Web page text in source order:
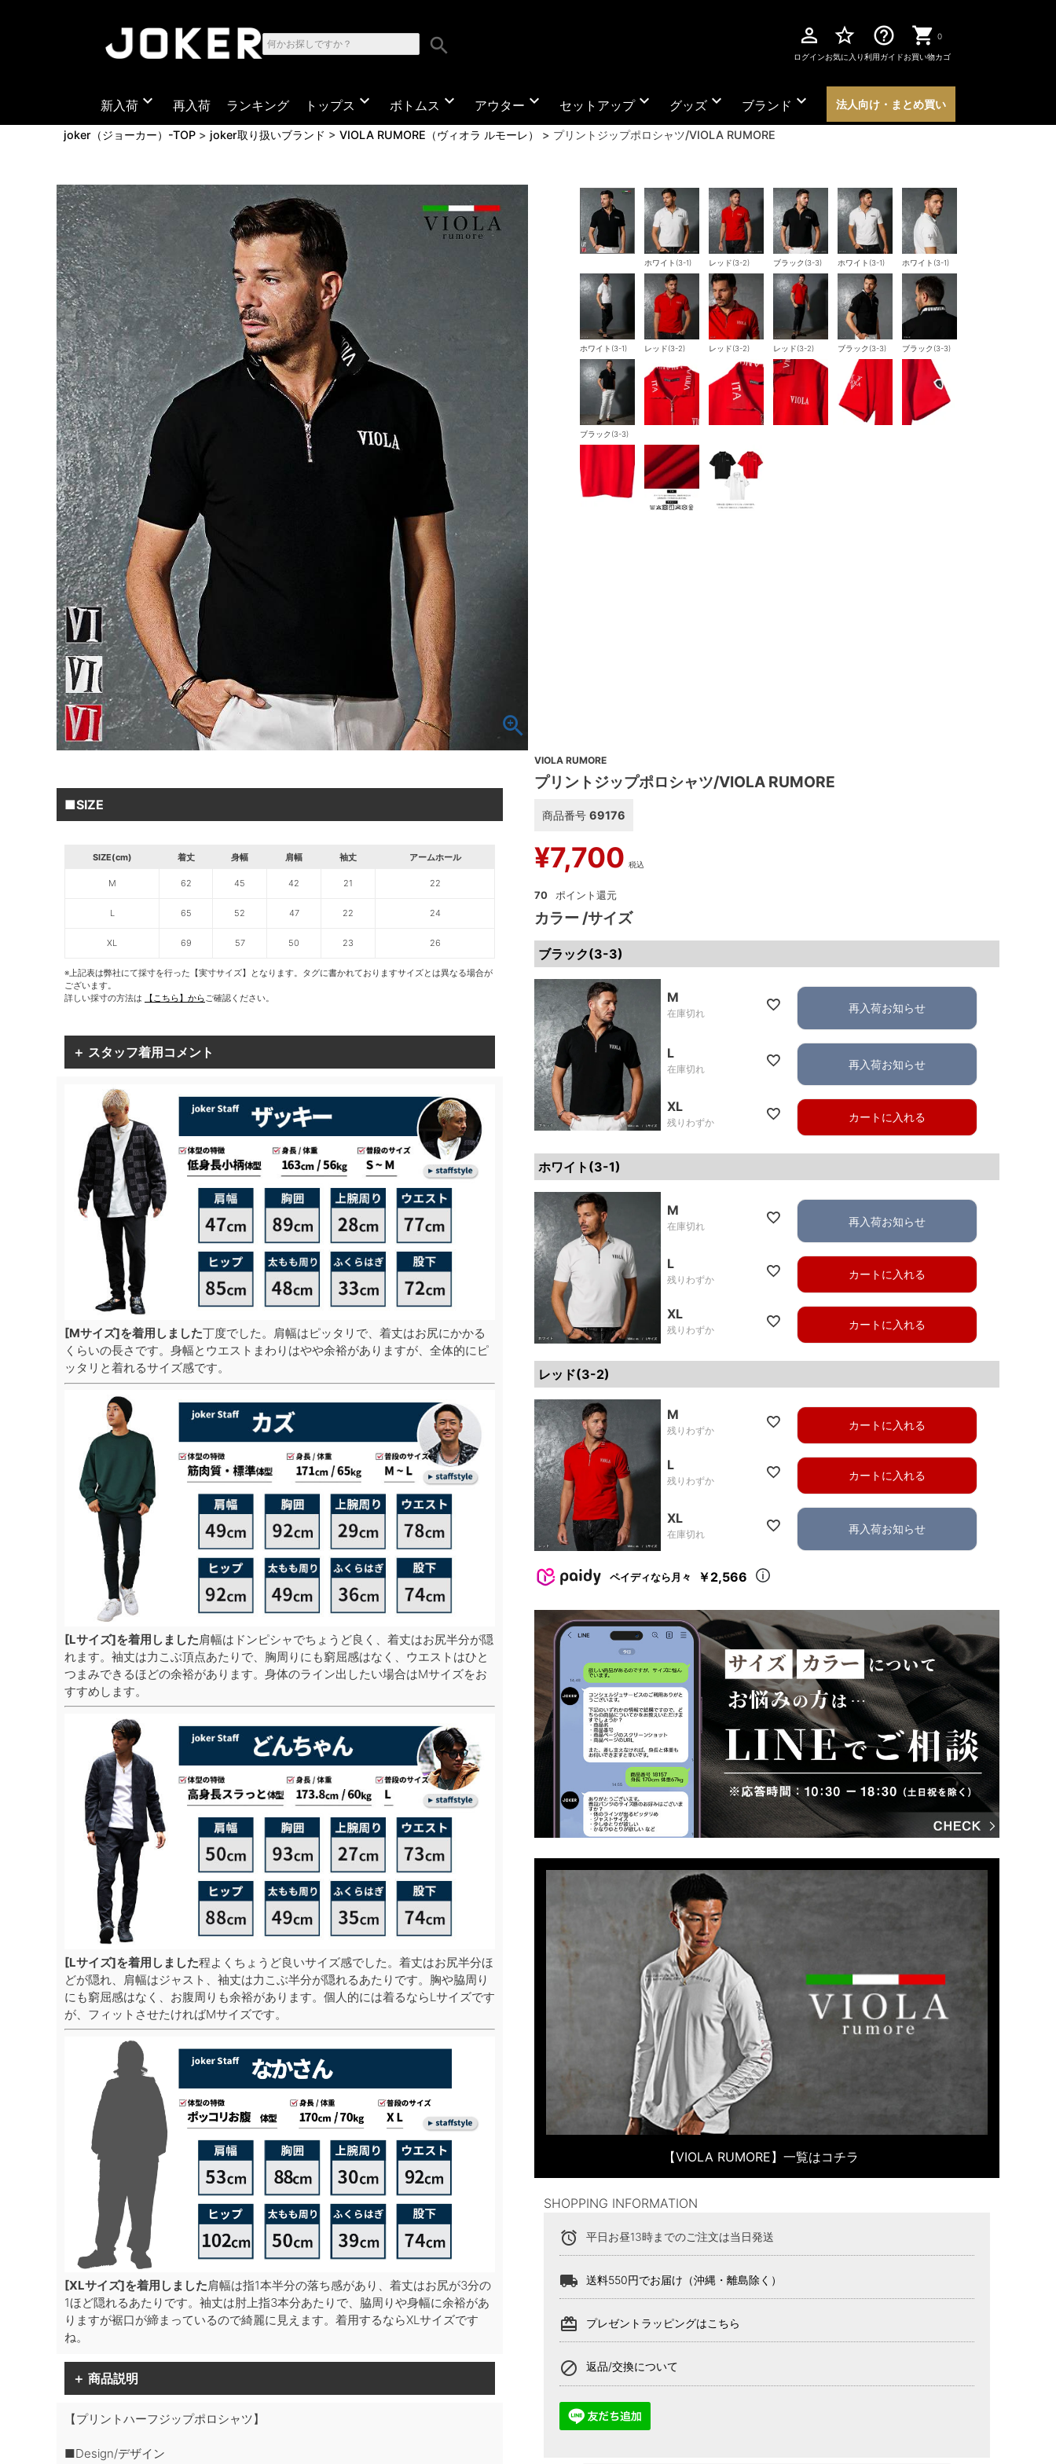
search perm_identity
ログイン
star_border
お気に入り
help_outline
利用ガイド
0
お買い物カゴ
新入荷 expand_more 再入荷 ランキング トップス expand_more ボトムス expand_more アウター expand_more セットアップexpand_more グッズ expand_more ブランド expand_more 法人向け・まとめ買い
joker（ジョーカー）-TOP joker取り扱いブランド VIOLA RUMORE（ヴィオラ ルモーレ） プリントジップポロシャツ/VIOLA RUMORE
ホワイト(3-1) レッド(3-2) ブラック(3-3) ホワイト(3-1) ホワイト(3-1)
ホワイト(3-1) レッド(3-2) レッド(3-2) レッド(3-2) ブラック(3-3) ブラック(3-3)
ブラック(3-3)
■SIZE
SIZE(cm) 着丈 身幅 肩幅 袖丈 アームホール
M 62 45 42 21 22
L 65 52 47 22 24
XL 69 57 50 23 26
※上記表は弊社にて採寸を行った【実寸サイズ】となります。タグに書かれておりますサイズとは異なる場合が
ございます。
詳しい採寸の方法は
【こちら】からご確認ください。
＋ スタッフ着用コメント
[Mサイズ]を着用しました丁度でした。肩幅はピッタリで、着丈はお尻にかかる
くらいの長さです。身幅とウエストまわりはやや余裕がありますが、全体的にピ
ッタリと着れるサイズ感です。
[Lサイズ]を着用しました肩幅はドンピシャでちょうど良く、着丈はお尻半分が隠
れます。袖丈は力こぶ頂点あたりで、胸周りにも窮屈感はなく、ウエストはひと
つまみできるほどの余裕があります。身体のライン出したい場合はMサイズをお
すすめします。
[Lサイズ]を着用しました程よくちょうど良いサイズ感でした。着丈はお尻半分ほ
どが隠れ、肩幅はジャスト、袖丈は力こぶ半分が隠れるあたりです。胸や脇周り
にも窮屈感はなく、お腹周りも余裕があります。個人的には着るならLサイズです
が、フィットさせたければMサイズです。
[XLサイズ]を着用しました肩幅は指1本半分の落ち感があり、着丈はお尻が3分の
1ほど隠れるあたりです。袖丈は肘上指3本分あたりで、脇周りや身幅に余裕があ
りますが裾口が締まっているので綺麗に見えます。着用するならXLサイズです
ね。
＋ 商品説明
【プリントハーフジップポロシャツ】
■Design/デザイン
VIOLA RUMORE
プリントジップポロシャツ/VIOLA RUMORE
商品番号 69176
¥7,700 税込
70
カラー サイズ
ブラック(3-3)
M
在庫切れ 再入荷お知らせ
L
在庫切れ 再入荷お知らせ
XL
残りわずか カートに入れる
ホワイト(3-1)
M
在庫切れ 再入荷お知らせ
L
残りわずか カートに入れる
XL
残りわずか カートに入れる
レッド(3-2)
M
残りわずか カートに入れる
L
残りわずか カートに入れる
XL
在庫切れ 再入荷お知らせ
ペイディなら月々 ￥2,566
【VIOLA RUMORE】一覧はコチラ
SHOPPING INFORMATION
alarm 平日お昼13時までのご注文は当日発送
local_shipping 送料550円でお届け（沖縄・離島除く）
card_giftcard プレゼントラッピングはこちら
block 返品/交換について